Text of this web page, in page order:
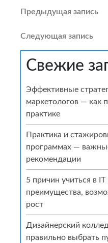
Навигация
по
записям
Предыдущая
Предыдущая запись
Следующая
Следующая запись
Свежие
Эффективные
маркетологов — как
практике
Практика и
программах —
рекомендации
5 причин учиться в
преимущества,
рост
Дизайнерский
правильно выбрать